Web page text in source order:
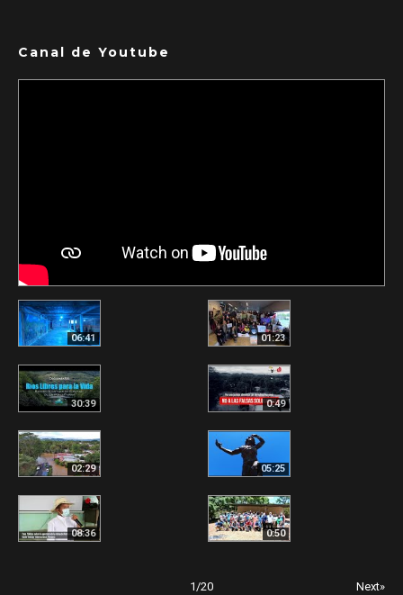
Canal de Youtube
06:41 01:23
30:39 0:49
02:29 05:25
08:36 0:50
1/20 Next»